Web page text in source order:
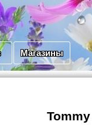
Магазины